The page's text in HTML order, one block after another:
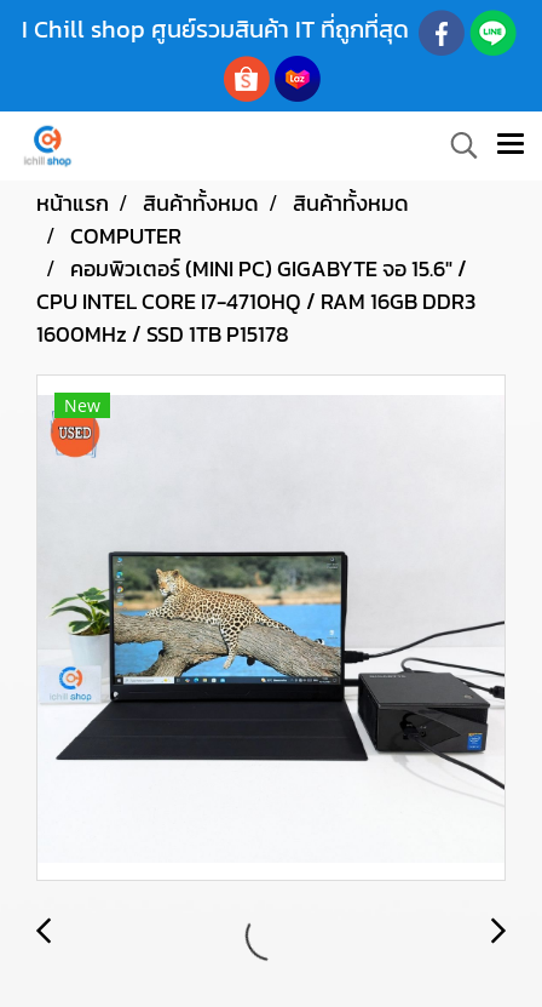
I Chill shop ศูนย์รวมสินค้า IT ที่ถูกที่สุด
หน้าแรก สินค้าทั้งหมด
สินค้าทั้งหมด
COMPUTER
คอมพิวเตอร์ (MINI PC) GIGABYTE จอ 15.6" /
CPU INTEL CORE I7-4710HQ / RAM 16GB DDR3
1600MHz / SSD 1TB P15178
New